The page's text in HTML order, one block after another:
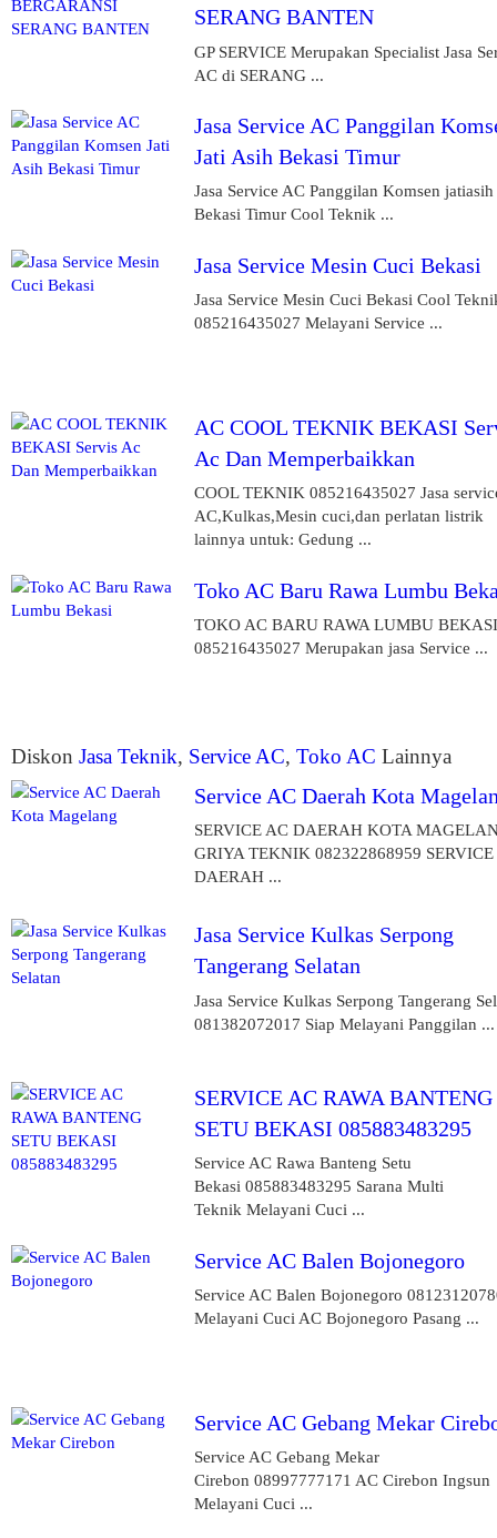
SERANG BANTEN
GP SERVICE Merupakan Specialist Jasa
AC di SERANG ...
Jasa Service AC Panggilan
Jati Asih Bekasi Timur
Jasa Service AC Panggilan Komsen jatiasih
Bekasi Timur Cool Teknik ...
Jasa Service Mesin Cuci Bekasi
Jasa Service Mesin Cuci Bekasi Cool
085216435027 Melayani Service ...
AC COOL TEKNIK BEKASI
Ac Dan Memperbaikkan
COOL TEKNIK 085216435027 Jasa
AC,Kulkas,Mesin cuci,dan perlatan listrik
lainnya untuk: Gedung ...
Toko AC Baru Rawa Lumbu
TOKO AC BARU RAWA LUMBU BEKASI
085216435027 Merupakan jasa Service ...
Diskon Jasa Teknik, Service AC, Toko AC Lainnya
Service AC Daerah Kota
SERVICE AC DAERAH KOTA
GRIYA TEKNIK 082322868959 SERVICE
DAERAH ...
Jasa Service Kulkas Serpong
Tangerang Selatan
Jasa Service Kulkas Serpong Tangerang
081382072017 Siap Melayani Panggilan ...
SERVICE AC RAWA BANTENG
SETU BEKASI 085883483295
Service AC Rawa Banteng Setu
Bekasi 085883483295 Sarana Multi
Teknik Melayani Cuci ...
Service AC Balen Bojonegoro
Service AC Balen Bojonegoro
Melayani Cuci AC Bojonegoro Pasang ...
Service AC Gebang Mekar
Service AC Gebang Mekar
Cirebon 08997777171 AC Cirebon Ingsun
Melayani Cuci ...